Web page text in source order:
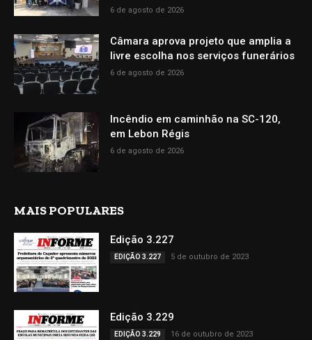
6 de agosto de 2026
Câmara aprova projeto que amplia a
livre escolha nos serviços funerários
6 de agosto de 2026
Incêndio em caminhão na SC-120,
em Lebon Régis
6 de agosto de 2026
MAIS POPULARES
Edição 3.227
EDIÇÃO 3.227 5 de outubro de 2023
Edição 3.229
EDIÇÃO 3.229 16 de outubro de 2023